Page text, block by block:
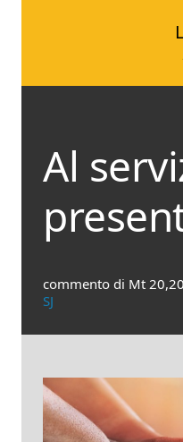
Al
commento di Mt
SJ